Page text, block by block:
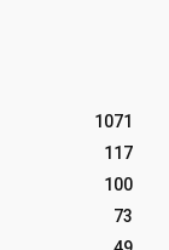
1071
117
100
73